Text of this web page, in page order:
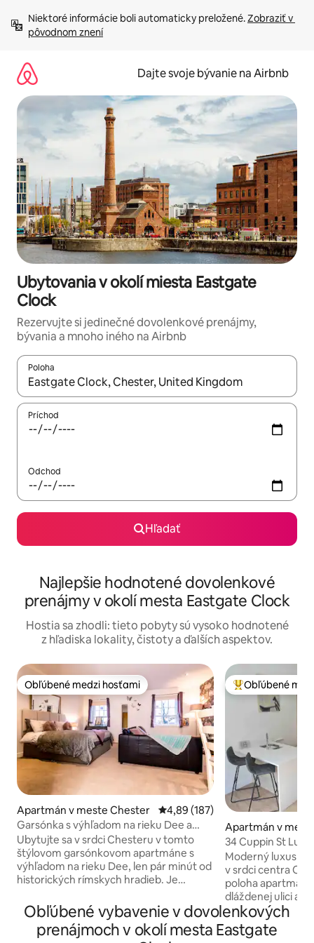
obsah.
Niektoré informácie boli automaticky preložené. Zobraziť v
pôvodnom znení
Dajte svoje bývanie na Airbnb
Ubytovania v okolí miesta Eastgate
Clock
Rezervujte si jedinečné dovolenkové prenájmy,
bývania a mnoho iného na Airbnb
Poloha
Keď budú výsledky k dispozícii, môžete si ich prechádzať
Príchod
Odchod
Hľadať
Najlepšie hodnotené dovolenkové
prenájmy v okolí mesta Eastgate Clock
Hostia sa zhodli: tieto pobyty sú vysoko hodnotené
z hľadiska lokality, čistoty a ďalších aspektov.
Obľúbené medzi hosťami
Obľúbené medzi hosťami
Apartmán v meste Chester Priemerné ohodnotenie 4,89 z
4,89 (187)
Garsónka s výhľadom na rieku Dee a
parkovaním v Chestri
Ubytujte sa v srdci Chesteru v tomto
štýlovom garsónkovom apartmáne s
výhľadom na rieku Dee, len pár minút od
historických rímskych hradieb. Je
mesta, pre návštevníkov dostihov a ľudí
na služobnej ceste. Ponúka nádherný
výhľad na rieku, bezplatné strážené
Najobľúbenejšie
Obľúbené
Apartmán v
e West and
34 Cuppin St
mesta Chester
Moderný luxusný
v srdci centra
poloha
dláždenej ulici a
všetkému, čo
pešej vzdialenosti. Apartmán má
veľmi pohodlnú
Obľúbené vybavenie v dovolenkových
prenájmoch v okolí mesta Eastgate